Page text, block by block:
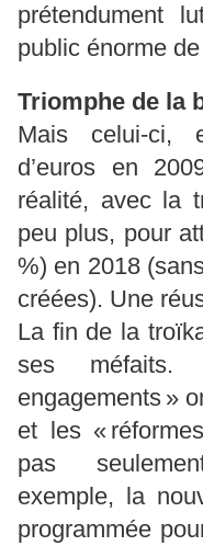
prétendument
public énorme
Triomphe de la
Mais celui-ci,
d’euros en
réalité, avec la
peu plus, pour
%) en 2018
créées). Une
La fin de la
ses
engagements »
et les «
pas
exemple, la
programmée